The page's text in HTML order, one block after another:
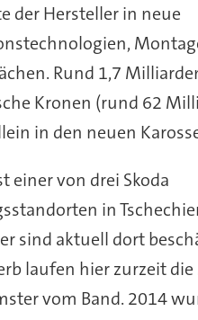
der Hersteller in neue
Rund 1,7
Kronen (rund 62
in den neuen
einer von drei Skoda
in
sind aktuell dort
laufen hier zurzeit die
vom Band. 2014